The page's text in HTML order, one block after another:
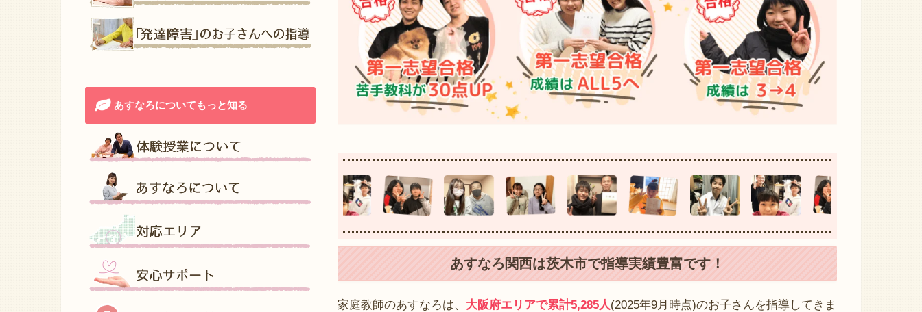
あすなろ関西は茨木市で指導実績豊富です！
家庭教師のあすなろは、 大阪府エリアで累計5,285人(2025年9月時点)のお子さんを指導してきま
あすなろについてもっと知る